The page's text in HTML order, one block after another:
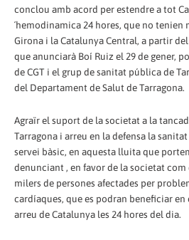
conclou amb acord per estendre a tot
´hemodinamica 24 hores, que no tenien
Girona i la Catalunya Central, a partir
que anunciarà Boí Ruiz el 29 de gener,
de CGT i el grup de sanitat pública de
del Departament de Salut de Tarragona.
Agraïr el suport de la societat a la
Tarragona i arreu en la defensa la
servei bàsic, en aquesta lluita que
denunciant , en favor de la societat
milers de persones afectades per
cardíaques, que es podran beneficiar
arreu de Catalunya les 24 hores del dia.